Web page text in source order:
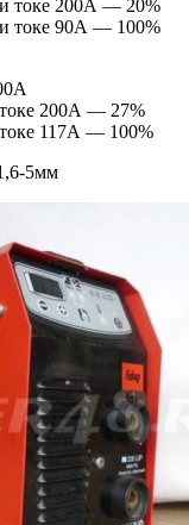
токе 200А — 20%
токе 90А — 100%
200А — 27%
117А — 100%
5мм